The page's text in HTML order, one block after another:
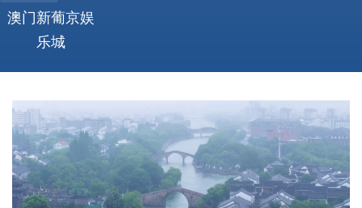
澳门新葡京娱
乐城